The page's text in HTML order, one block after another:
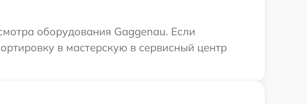
оборудования Gaggenau. Если
в мастерскую в сервисный центр